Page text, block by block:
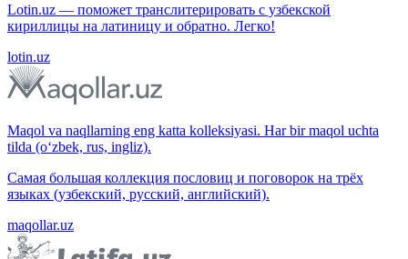
Lotin.uz — поможет транслитерировать с узбекской
кириллицы на латиницу и обратно. Легко!
lotin.uz
Maqol va naqllarning eng katta kolleksiyasi. Har bir maqol uchta
tilda (o‘zbek, rus, ingliz).
Самая большая коллекция пословиц и поговорок на трёх
языках (узбекский, русский, английский).
maqollar.uz